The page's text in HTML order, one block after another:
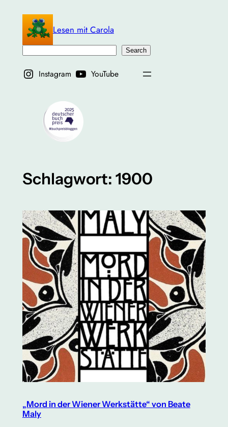
springen
Lesen mit Carola
Search
Instagram YouTube
Schlagwort: 1900
„Mord in der Wiener Werkstätte“ von Beate
Maly